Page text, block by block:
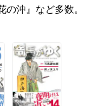
の沖』など多数。